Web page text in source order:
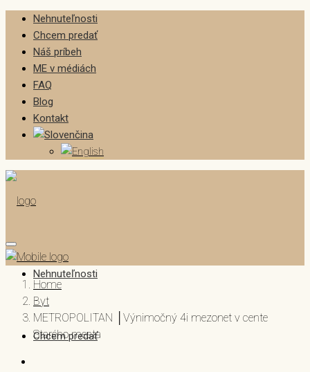
Nehnuteľnosti
Chcem predať
Náš príbeh
ME v médiách
FAQ
Blog
Kontakt
Nehnuteľnosti
Chcem predať
Home
Byt
METROPOLITAN │Výnimočný 4i mezonet v cente
Starého mesta